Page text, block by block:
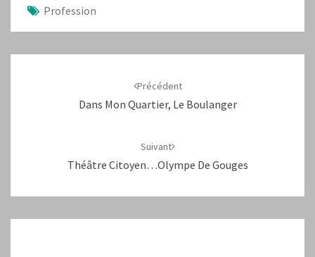
Profession
Précédent
Dans Mon Quartier, Le Boulanger
Suivant
Théâtre Citoyen…Olympe De Gouges